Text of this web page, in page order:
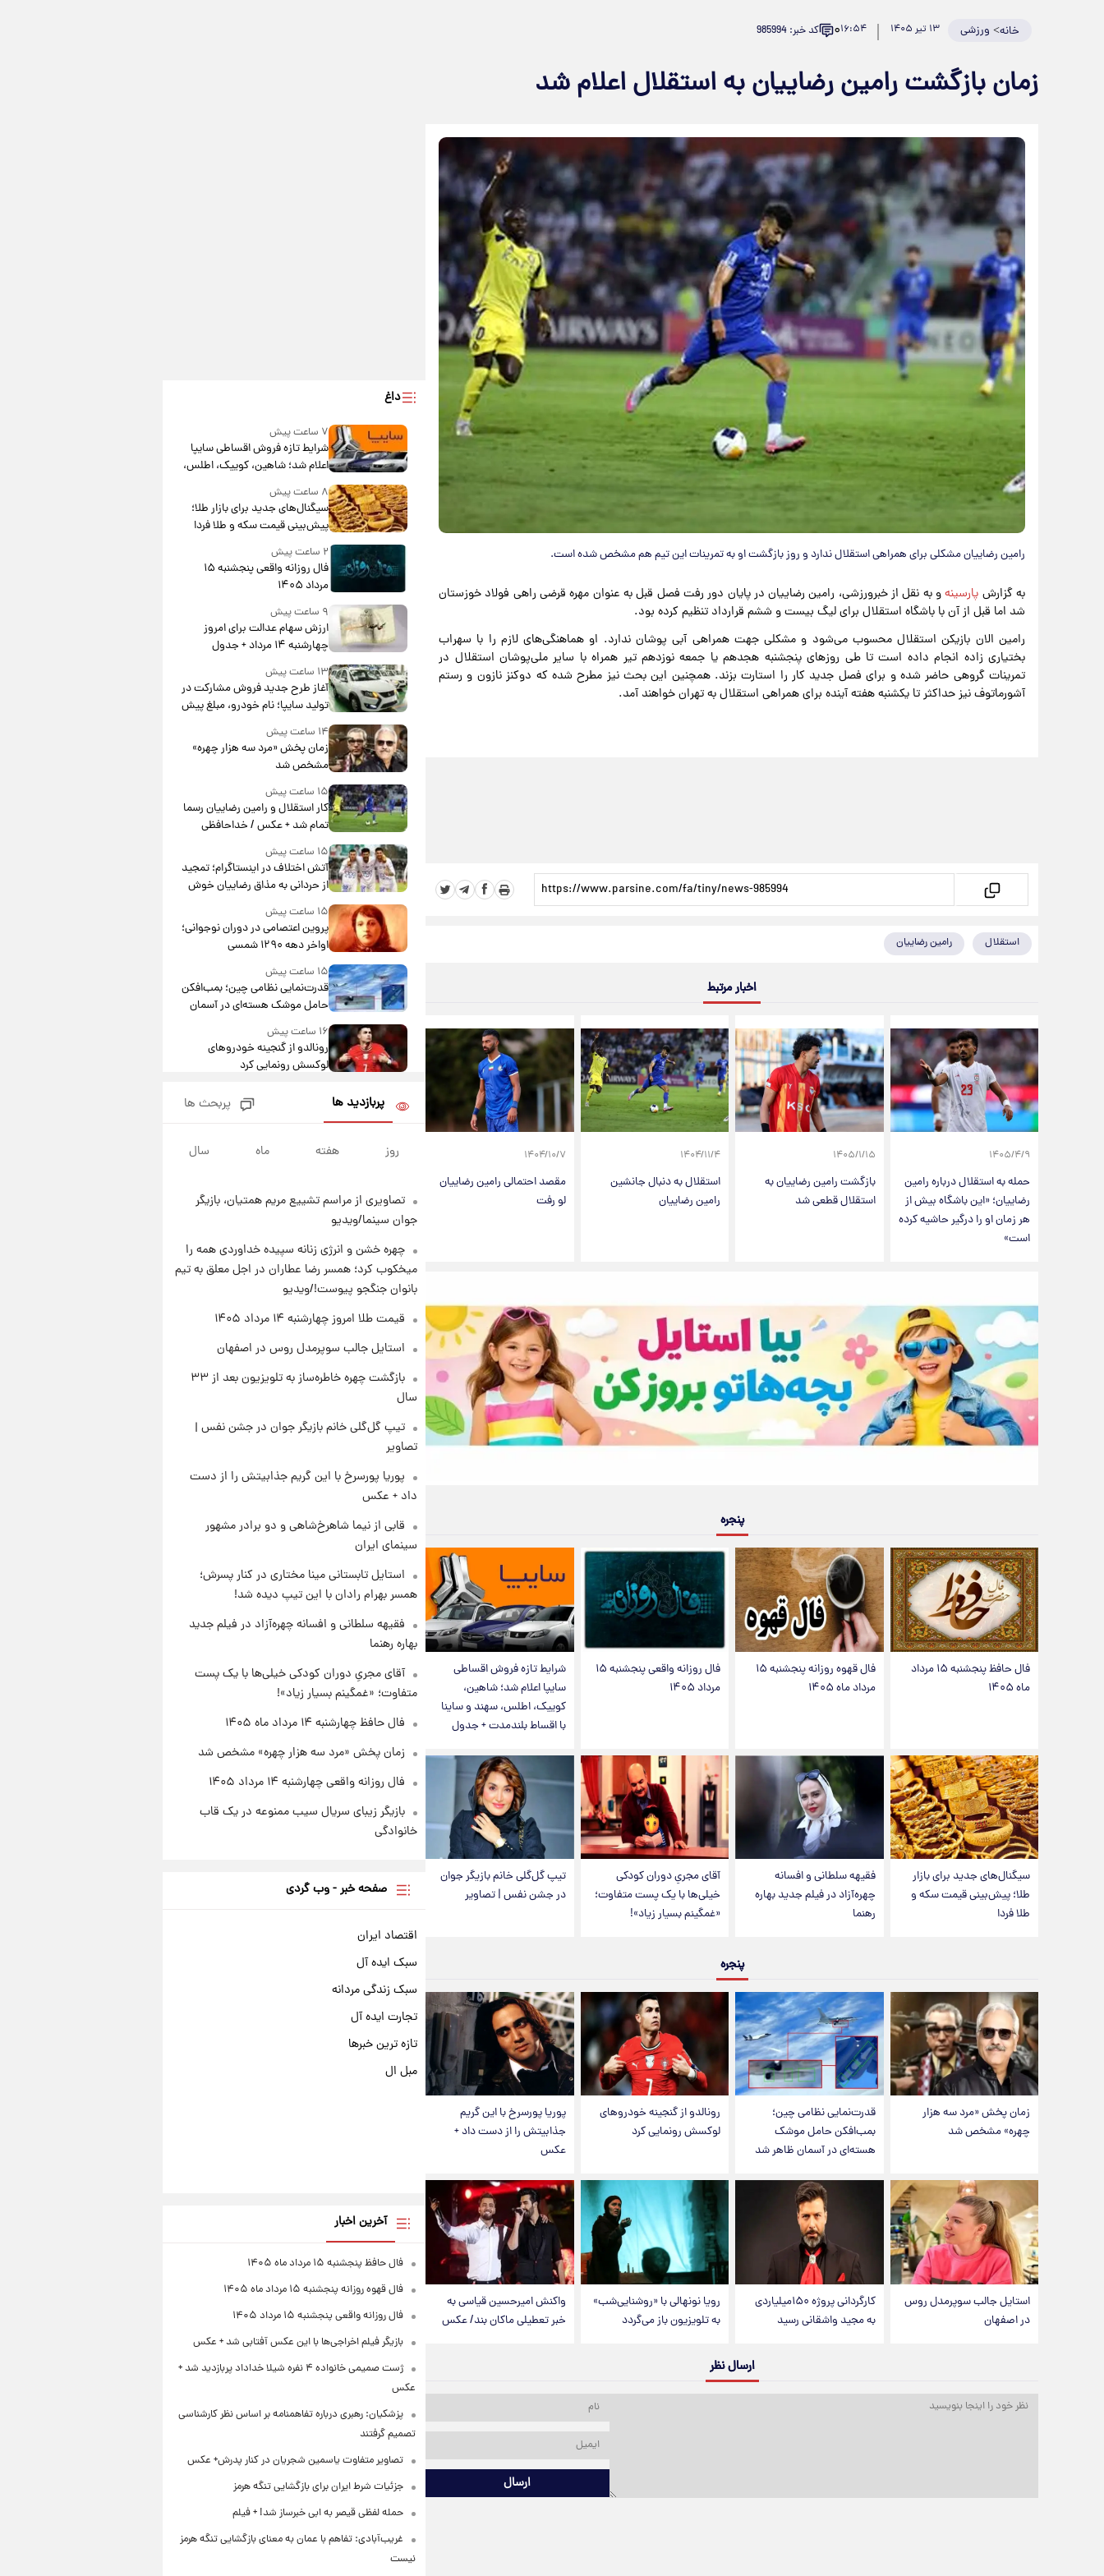
خانه> ورزشی ۱۳ تیر ۱۴۰۵ ۱۶:۵۴۰ کد خبر: 985994
زمان بازگشت رامین رضاییان به استقلال اعلام شد
رامین رضاییان مشکلی برای همراهی استقلال ندارد و روز بازگشت او به تمرینات این تیم هم مشخص شده است.
به گزارش پارسینهو به نقل از خبرورزشی، رامین رضاییان در پایان دور رفت فصل قبل به عنوان مهره قرضی راهی فولاد خوزستان
شد اما قبل از آن با باشگاه استقلال برای لیگ بیست و ششم قرارداد تنظیم کرده بود.
رامین الان بازیکن استقلال محسوب می‌شود و مشکلی جهت همراهی آبی پوشان ندارد. او هماهنگی‌های لازم را با سهراب
بختیاری زاده انجام داده است تا طی روزهای پنجشنبه هجدهم یا جمعه نوزدهم تیر همراه با سایر ملی‌پوشان استقلال در
تمرینات گروهی حاضر شده و برای فصل جدید کار را استارت بزند. همچنین این بحث نیز مطرح شده که دوکنز نازون و رستم
آشورماتوف نیز حداکثر تا یکشنبه هفته آینده برای همراهی استقلال به تهران خواهند آمد.
استقلال رامین رضاییان
اخبار مرتبط
۱۴۰۵/۴/۹
حمله به استقلال درباره رامین
رضاییان؛ «این باشگاه بیش از
هر زمان او را درگیر حاشیه کرده
است»
۱۴۰۵/۱/۱۵
بازگشت رامین رضاییان به
استقلال قطعی شد
۱۴۰۴/۱۱/۴
استقلال به دنبال جانشین
رامین رضاییان
۱۴۰۴/۱۰/۷
مقصد احتمالی رامین رضاییان
لو رفت
پنجره
فال حافظ پنجشنبه ۱۵ مرداد
ماه ۱۴۰۵
فال قهوه روزانه پنجشنبه ۱۵
مرداد ماه ۱۴۰۵
فال روزانه واقعی پنجشنبه ۱۵
مرداد ۱۴۰۵
شرایط تازه فروش اقساطی
سایپا اعلام شد؛ شاهین،
کوییک، اطلس، سهند و ساینا
با اقساط بلندمدت + جدول
سیگنال‌های جدید برای بازار
طلا؛ پیش‌بینی قیمت سکه و
طلا فردا
فقیهه سلطانی و افسانه
چهره‌آزاد در فیلم جدید بهاره
رهنما
آقای مجریِ دوران کودکی
خیلی‌ها با یک پست متفاوت؛
«غمگینم بسیار زیاد»!
تیپ گل‌گلی خانم بازیگر جوان
در جشن نفس | تصاویر
پنجره
زمان پخش «مرد سه هزار
چهره» مشخص شد
قدرت‌نمایی نظامی چین؛
بمب‌افکن حامل موشک
هسته‌ای در آسمان ظاهر شد
رونالدو از گنجینه خودروهای
لوکسش رونمایی کرد
پوریا پورسرخ با این گریم
جذابیتش را از دست داد +
عکس
استایل جالب سوپرمدل روس
در اصفهان
کارگردانی پروژه ۱۵۰میلیاردی
به مجید واشقانی رسید
رویا نونهالی با «روشنایی‌شب»
به تلویزیون باز می‌گردد
واکنش امیرحسین قیاسی به
خبر تعطیلی ماکان بند/ عکس
ارسال نظر
ارسال
داغ
۷ ساعت پیش
شرایط تازه فروش اقساطی سایپا
اعلام شد؛ شاهین، کوییک، اطلس،
جدول
۸ ساعت پیش
سیگنال‌های جدید برای بازار طلا؛
پیش‌بینی قیمت سکه و طلا فردا
۲ ساعت پیش
فال روزانه واقعی پنجشنبه ۱۵
مرداد ۱۴۰۵
۹ ساعت پیش
ارزش سهام عدالت برای امروز
چهارشنبه ۱۴ مرداد + جدول
۱۳ ساعت پیش
آغاز طرح جدید فروش مشارکت در
تولید سایپا؛ نام خودرو، مبلغ پیش
پرداخت و زمان تحویل | سود
مشارکت چند درصد است؟
۱۴ ساعت پیش
زمان پخش «مرد سه هزار چهره»
مشخص شد
۱۵ ساعت پیش
کار استقلال و رامین رضاییان رسما
تمام شد + عکس / خداحافظی
صمیمانه آبی ها با رامین!
۱۵ ساعت پیش
آتش اختلاف در اینستاگرام؛ تمجید
از حردانی به مذاق رضاییان خوش
نیامد+عکس
۱۵ ساعت پیش
پروین اعتصامی در دوران نوجوانی؛
اواخر دهه ۱۲۹۰ شمسی
۱۵ ساعت پیش
قدرت‌نمایی نظامی چین؛ بمب‌افکن
حامل موشک هسته‌ای در آسمان
ظاهر شد
۱۶ ساعت پیش
رونالدو از گنجینه خودروهای
لوکسش رونمایی کرد
قیمت دلار در بازار آزاد امروز
ثابت ماند؟ +جدول
۱۸ ساعت پیش
بزرگ‌تری برای ایران است
۱۸ ساعت پیش
آمریکا به مدرسه میناب؛ «باید
سیلی محکمی به صورت ترامپ زد»
۱۹ ساعت پیش
قیمت طلا و سکه امروز چهارشنبه
و سکه
پربازدید ها پربحث ها
روز هفته ماه سال
تصاویری از مراسم تشییع مریم همتیان، بازیگر
جوان سینما/ویدیو
چهره خشن و انرژی زنانه سپیده خداوردی همه را
میخکوب کرد؛ همسر رضا عطاران در اجل معلق به تیم
بانوان جنگجو پیوست!/ویدیو
قیمت طلا امروز چهارشنبه ۱۴ مرداد ۱۴۰۵
استایل جالب سوپرمدل روس در اصفهان
بازگشت چهره خاطره‌ساز به تلویزیون بعد از ۳۳
سال
تیپ گل‌گلی خانم بازیگر جوان در جشن نفس |
تصاویر
پوریا پورسرخ با این گریم جذابیتش را از دست
داد + عکس
قابی از نیما شاهرخ‌شاهی و دو برادر مشهور
سینمای ایران
استایل تابستانی مینا مختاری در کنار پسرش؛
همسر بهرام رادان با این تیپ دیده شد!
فقیهه سلطانی و افسانه چهره‌آزاد در فیلم جدید
بهاره رهنما
آقای مجریِ دوران کودکی خیلی‌ها با یک پست
متفاوت؛ «غمگینم بسیار زیاد»!
فال حافظ چهارشنبه ۱۴ مرداد ماه ۱۴۰۵
زمان پخش «مرد سه هزار چهره» مشخص شد
فال روزانه واقعی چهارشنبه ۱۴ مرداد ۱۴۰۵
بازیگر زیبای سریال سیب ممنوعه در یک قاب
خانوادگی
صفحه خبر - وب گردی
اقتصاد ایران
سبک ایده آل
سبک زندگی مردانه
تجارت ایده آل
تازه ترین خبرها
مبل ال
آخرین اخبار
فال حافظ پنجشنبه ۱۵ مرداد ماه ۱۴۰۵
فال قهوه روزانه پنجشنبه ۱۵ مرداد ماه ۱۴۰۵
فال روزانه واقعی پنجشنبه ۱۵ مرداد ۱۴۰۵
بازیگر فیلم اخراجی‌ها با این عکس آفتابی شد + عکس
ژست صمیمی خانواده ۴ نفره شیلا خداداد پربازدید شد +
عکس
پزشکیان: رهبری درباره تفاهمنامه بر اساس نظر کارشناسی
تصمیم گرفتند
تصاویر متفاوت یاسمین شجریان در کنار پدرش+ عکس
جزئیات شرط ایران برای بازگشایی تنگه هرمز
حمله لفظی قیصر به ابی خبرساز شد! + فیلم
غریب‌آبادی: تفاهم با عمان به معنای بازگشایی تنگه هرمز
نیست